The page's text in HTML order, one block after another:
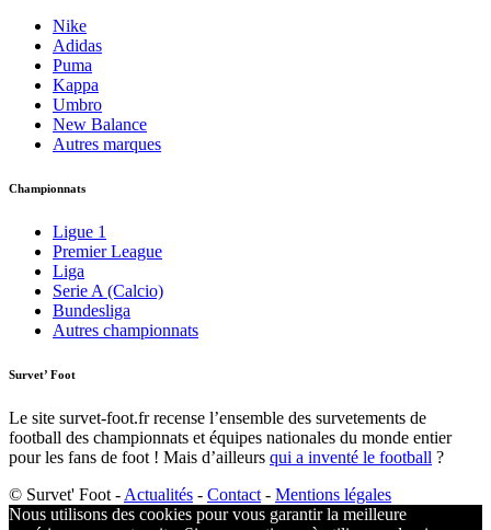
Nike
Adidas
Puma
Kappa
Umbro
New Balance
Autres marques
Championnats
Ligue 1
Premier League
Liga
Serie A (Calcio)
Bundesliga
Autres championnats
Survet’ Foot
Le site survet-foot.fr recense l’ensemble des survetements de
football des championnats et équipes nationales du monde entier
pour les fans de foot ! Mais d’ailleurs qui a inventé le football ?​
© Survet' Foot - Actualités - Contact - Mentions légales
Nous utilisons des cookies pour vous garantir la meilleure